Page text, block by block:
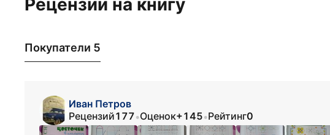
Рецензии на книгу
Покупатели 5
Иван Петров
Рецензий177•Оценок+145•Рейтинг0